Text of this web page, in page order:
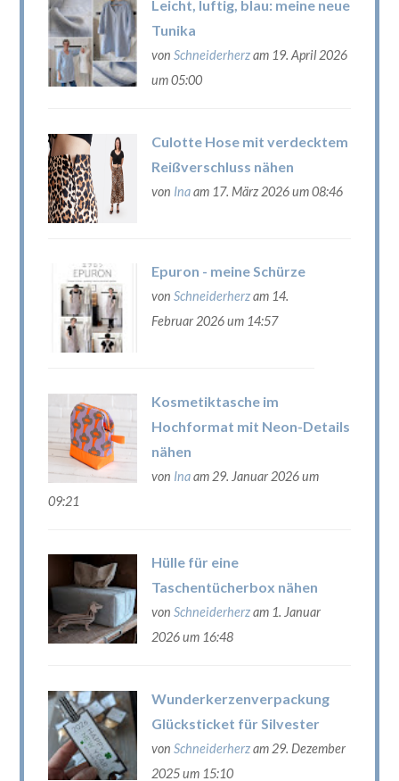
Leicht, luftig, blau: meine neue
Tunika
von Schneiderherzam 19. April 2026
um 05:00
Culotte Hose mit verdecktem
Reißverschluss nähen
von Inaam 17. März 2026 um 08:46
Epuron - meine Schürze
von Schneiderherzam 14.
Februar 2026 um 14:57
Kosmetiktasche im
Hochformat mit Neon-Details
nähen
von Inaam 29. Januar 2026 um
09:21
Hülle für eine
Taschentücherbox nähen
von Schneiderherzam 1. Januar
2026 um 16:48
Wunderkerzenverpackung
Glücksticket für Silvester
von Schneiderherzam 29. Dezember
2025 um 15:10